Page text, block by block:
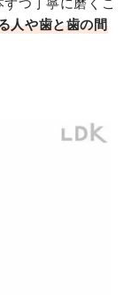
人や歯と歯の間